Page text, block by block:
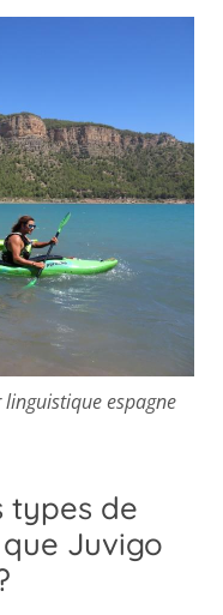
espagne
types de
Juvigo